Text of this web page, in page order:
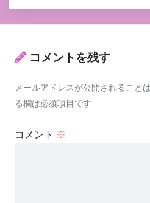
コメントを残す
メールアドレスが公開されること
る欄は必須項目です
コメント ※